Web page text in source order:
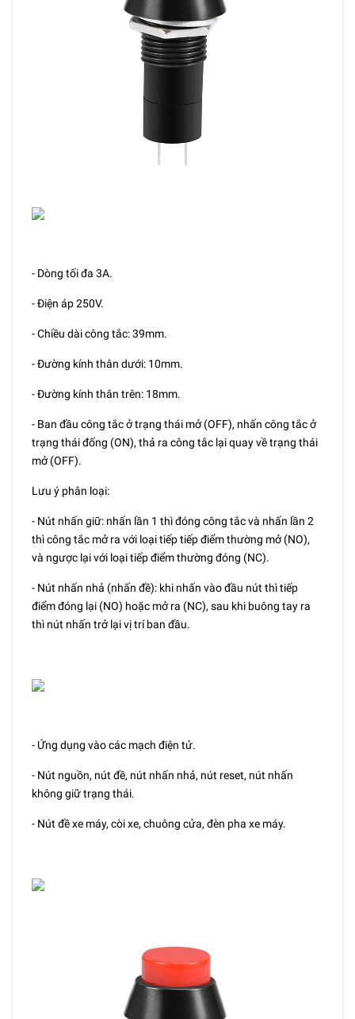
- Dòng tối đa 3A.
- Điện áp 250V.
- Chiều dài công tắc: 39mm.
- Đường kính thân dưới: 10mm.
- Đường kính thân trên: 18mm.
- Ban đầu công tắc ở trạng thái mở (OFF), nhấn công tắc ở
trạng thái đống (ON), thả ra công tắc lại quay về trạng thái
mở (OFF).
Lưu ý phân loại:
- Nút nhấn giữ: nhấn lần 1 thì đóng công tắc và nhấn lần 2
thì công tắc mở ra với loại tiếp tiếp điểm thường mở (NO),
và ngược lại với loại tiếp điểm thường đóng (NC).
- Nút nhấn nhả (nhấn đề): khi nhấn vào đầu nút thì tiếp
điểm đóng lại (NO) hoặc mở ra (NC), sau khi buông tay ra
thì nút nhấn trở lại vị trí ban đầu.
- Ứng dụng vào các mạch điện tử.
- Nút nguồn, nút đề, nút nhấn nhả, nút reset, nút nhấn
không giữ trạng thái.
- Nút đề xe máy, còi xe, chuông cửa, đèn pha xe máy.